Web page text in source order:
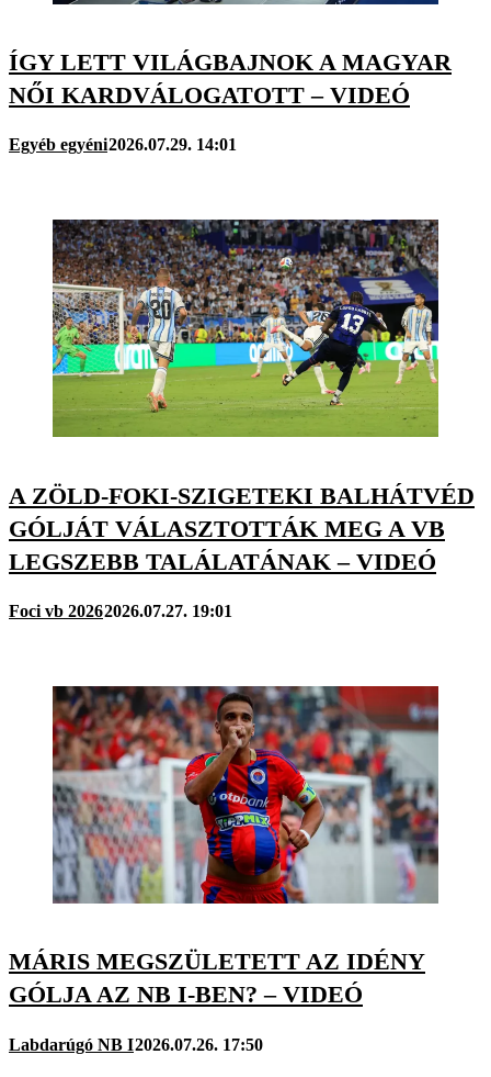
ÍGY LETT VILÁGBAJNOK A MAGYAR
NŐI KARDVÁLOGATOTT – VIDEÓ
Egyéb egyéni2026.07.29. 14:01
A ZÖLD-FOKI-SZIGETEKI BALHÁTVÉD
GÓLJÁT VÁLASZTOTTÁK MEG A VB
LEGSZEBB TALÁLATÁNAK – VIDEÓ
Foci vb 20262026.07.27. 19:01
MÁRIS MEGSZÜLETETT AZ IDÉNY
GÓLJA AZ NB I-BEN? – VIDEÓ
Labdarúgó NB I2026.07.26. 17:50